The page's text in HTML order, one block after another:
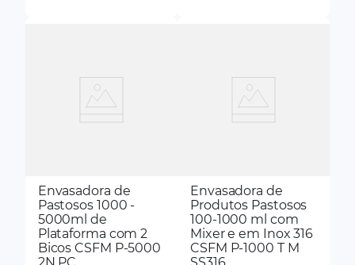
Envasadora de
Pastosos 1000 -
5000ml de
Plataforma com 2
Bicos CSFM P-5000
Envasadora de
Produtos Pastosos
100-1000 ml com
Mixer e em Inox 316
CSFM P-1000 T M